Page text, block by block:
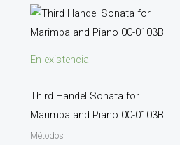
En existencia
Third Handel Sonata for
Marimba and Piano 00-0103B
Métodos